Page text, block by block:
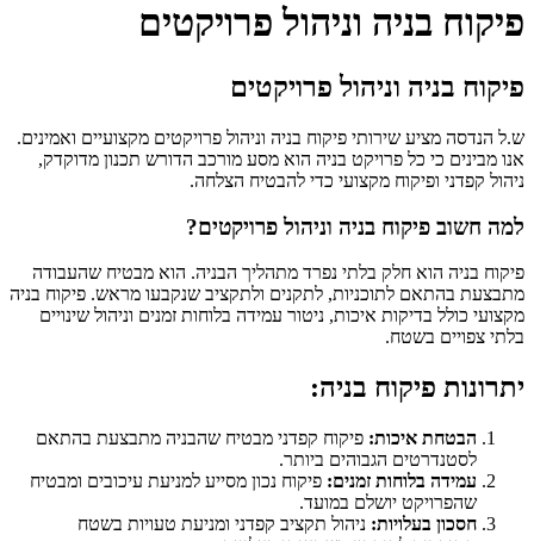
פיקוח בניה וניהול פרויקטים
פיקוח בניה וניהול פרויקטים
ש.ל הנדסה מציע שירותי פיקוח בניה וניהול פרויקטים מקצועיים ואמינים.
אנו מבינים כי כל פרויקט בניה הוא מסע מורכב הדורש תכנון מדוקדק,
ניהול קפדני ופיקוח מקצועי כדי להבטיח הצלחה.
למה חשוב פיקוח בניה וניהול פרויקטים?
פיקוח בניה הוא חלק בלתי נפרד מתהליך הבניה. הוא מבטיח שהעבודה
מתבצעת בהתאם לתוכניות, לתקנים ולתקציב שנקבעו מראש. פיקוח בניה
מקצועי כולל בדיקות איכות, ניטור עמידה בלוחות זמנים וניהול שינויים
בלתי צפויים בשטח.
יתרונות פיקוח בניה:
הבטחת איכות: פיקוח קפדני מבטיח שהבניה מתבצעת בהתאם
לסטנדרטים הגבוהים ביותר.
עמידה בלוחות זמנים: פיקוח נכון מסייע למניעת עיכובים ומבטיח
שהפרויקט יושלם במועד.
חסכון בעלויות: ניהול תקציב קפדני ומניעת טעויות בשטח